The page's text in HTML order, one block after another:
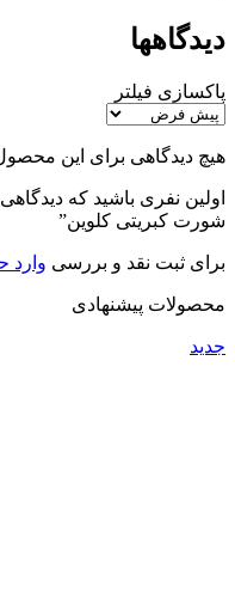
دیدگاهها
پاکسازی فیلتر
هیچ دیدگاهی برای این
اولین نفری باشید که
شورت کبریتی کلوین”
برای ثبت نقد و بررسی وارد
محصولات پیشنهادی
جدید